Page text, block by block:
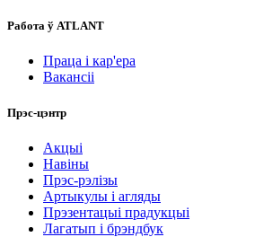
Работа ў ATLANT
Праца і кар'ера
Вакансіі
Прэс-цэнтр
Акцыі
Навіны
Прэс-рэлізы
Артыкулы і агляды
Прэзентацыі прадукцыі
Лагатып і брэндбук